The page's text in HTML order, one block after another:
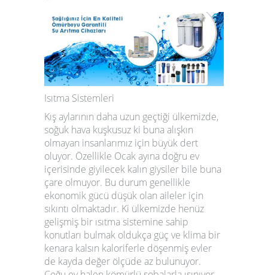
Isıtma Sistemleri
Kış aylarının daha uzun geçtiği ülkemizde,
soğuk hava kuşkusuz ki buna alışkın
olmayan insanlarımız için büyük dert
oluyor. Özellikle Ocak ayına doğru ev
içerisinde giyilecek kalın giysiler bile buna
çare olmuyor. Bu durum genellikle
ekonomik gücü düşük olan aileler için
sıkıntı olmaktadır. Ki ülkemizde henüz
gelişmiş bir ısıtma sistemine sahip
konutları bulmak oldukça güç ve klima bir
kenara kalsın kaloriferle döşenmiş evler
de kayda değer ölçüde az bulunuyor.